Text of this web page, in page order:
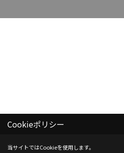
Cookieポリシー
当サイトではCookieを使用します。